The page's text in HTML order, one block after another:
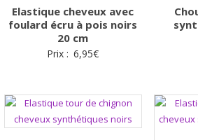
Elastique cheveux avec
foulard écru à pois noirs
20 cm
Prix : 6,95€